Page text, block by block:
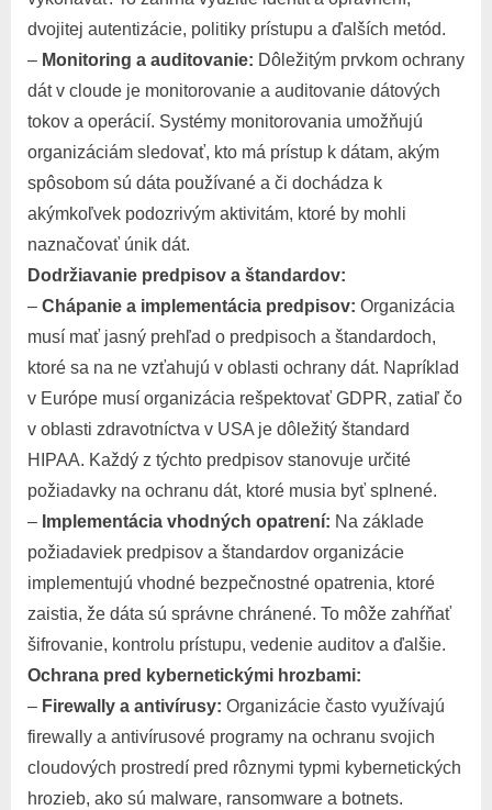
dvojitej autentizácie, politiky prístupu a ďalších metód.
– Monitoring a auditovanie: Dôležitým prvkom ochrany
dát v cloude je monitorovanie a auditovanie dátových
tokov a operácií. Systémy monitorovania umožňujú
organizáciám sledovať, kto má prístup k dátam, akým
spôsobom sú dáta používané a či dochádza k
akýmkoľvek podozrivým aktivitám, ktoré by mohli
naznačovať únik dát.
Dodržiavanie predpisov a štandardov:
– Chápanie a implementácia predpisov: Organizácia
musí mať jasný prehľad o predpisoch a štandardoch,
ktoré sa na ne vzťahujú v oblasti ochrany dát. Napríklad
v Európe musí organizácia rešpektovať GDPR, zatiaľ čo
v oblasti zdravotníctva v USA je dôležitý štandard
HIPAA. Každý z týchto predpisov stanovuje určité
požiadavky na ochranu dát, ktoré musia byť splnené.
– Implementácia vhodných opatrení: Na základe
požiadaviek predpisov a štandardov organizácie
implementujú vhodné bezpečnostné opatrenia, ktoré
zaistia, že dáta sú správne chránené. To môže zahŕňať
šifrovanie, kontrolu prístupu, vedenie auditov a ďalšie.
Ochrana pred kybernetickými hrozbami:
– Firewally a antivírusy: Organizácie často využívajú
firewally a antivírusové programy na ochranu svojich
cloudových prostredí pred rôznymi typmi kybernetických
hrozieb, ako sú malware, ransomware a botnets.